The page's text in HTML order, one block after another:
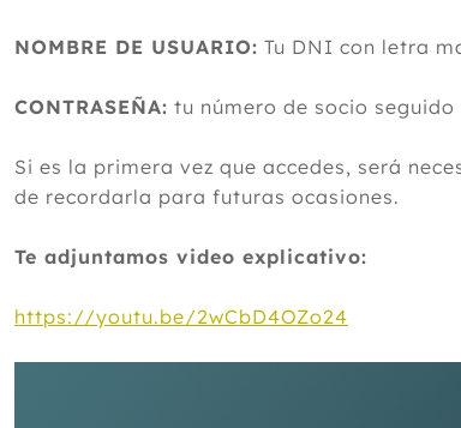
NOMBRE DE USUARIO: Tu DNI con letra
CONTRASEÑA: tu número de socio
Si es la primera vez que accedes, será
de recordarla para futuras ocasiones.
Te adjuntamos video explicativo:
https://youtu.be/2wCbD4OZo24